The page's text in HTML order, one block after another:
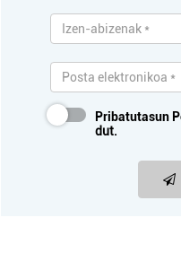
Pribatutasun
dut.